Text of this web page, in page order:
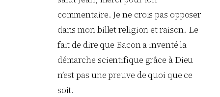
commentaire. Je ne crois pas opposer
dans mon billet religion et raison. Le
fait de dire que Bacon a inventé la
démarche scientifique grâce à Dieu
n’est pas une preuve de quoi que ce
soit.